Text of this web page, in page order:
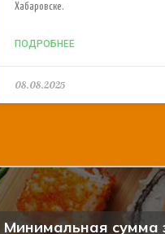
Хабаровске.
ПОДРОБНЕЕ
08.08.2025
Минимальная сумма